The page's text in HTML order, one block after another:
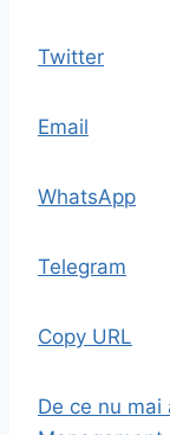
Twitter
Email
WhatsApp
Telegram
Copy URL
De ce nu mai